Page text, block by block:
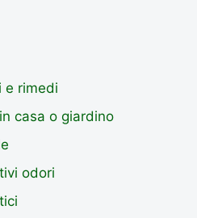
e rimedi
casa o giardino
odori